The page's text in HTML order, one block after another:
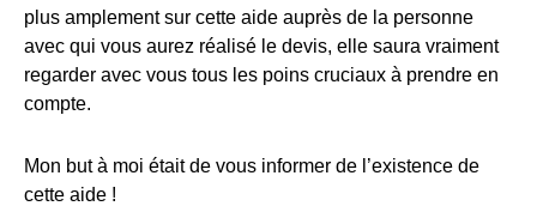
plus amplement sur cette aide auprès de la personne
avec qui vous aurez réalisé le devis, elle saura vraiment
regarder avec vous tous les poins cruciaux à prendre en
compte.
Mon but à moi était de vous informer de l’existence de
cette aide !